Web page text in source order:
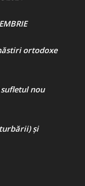
ortodoxe
nou
şi